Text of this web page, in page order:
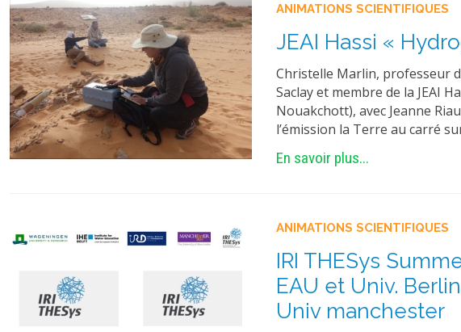
ANIMATIONS SCIENTIFIQUES
JEAI Hassi «
Christelle Marlin, professeur
Saclay et membre de la JEAI
Nouakchott), avec Jeanne
l’émission la Terre au carré
En savoir plus...
ANIMATIONS SCIENTIFIQUES
IRI THESys
EAU et Univ.
Univ manchester